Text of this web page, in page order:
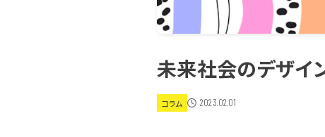
未来社会のデザイ
コラム 2023.02.01